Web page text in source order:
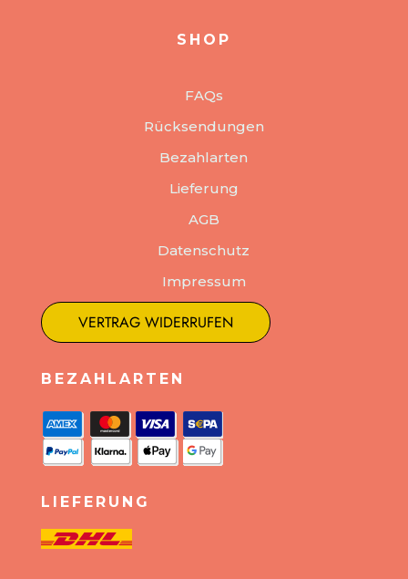
SHOP
FAQs
Rücksendungen
Bezahlarten
Lieferung
AGB
Datenschutz
Impressum
VERTRAG WIDERRUFEN
BEZAHLARTEN
LIEFERUNG